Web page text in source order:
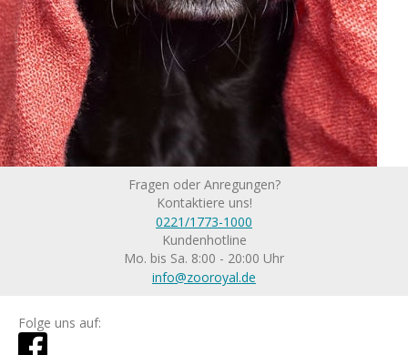
Fragen oder Anregungen?
Kontaktiere uns!
0221/1773-1000
Kundenhotline
Mo. bis Sa. 8:00 - 20:00 Uhr
info@zooroyal.de
Folge uns auf: